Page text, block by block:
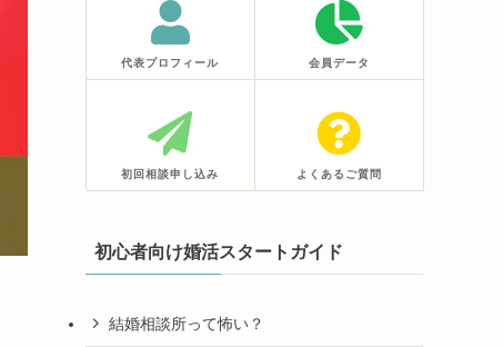
代表プロフィール 会員データ
初回相談申し込み よくあるご質問
初心者向け婚活スタートガイド
結婚相談所って怖い？